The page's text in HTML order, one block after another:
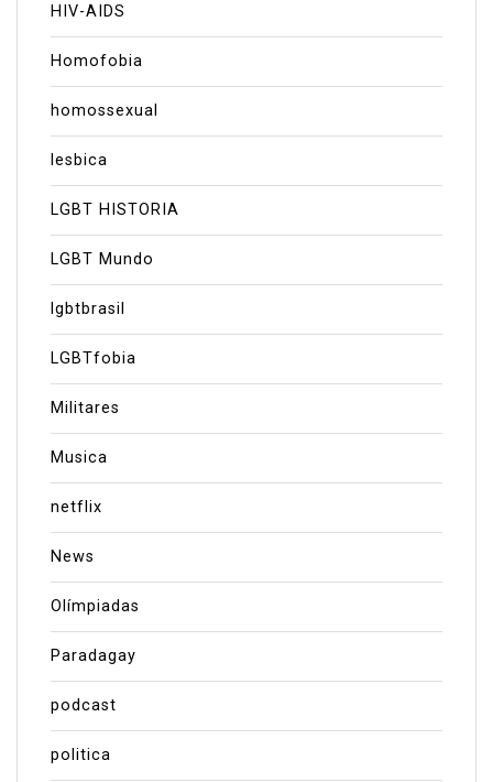
HIV-AIDS
Homofobia
homossexual
lesbica
LGBT HISTORIA
LGBT Mundo
lgbtbrasil
LGBTfobia
Militares
Musica
netflix
News
Olímpiadas
Paradagay
podcast
politica